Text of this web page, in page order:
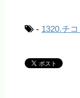
- 1320.チ